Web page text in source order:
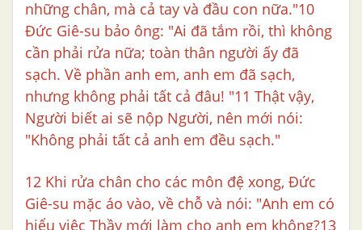
những chân, mà cả tay và đầu con nữa."10
Đức Giê-su bảo ông: "Ai đã tắm rồi, thì không
cần phải rửa nữa; toàn thân người ấy đã
sạch. Về phần anh em, anh em đã sạch,
nhưng không phải tất cả đâu! "11 Thật vậy,
Người biết ai sẽ nộp Người, nên mới nói:
"Không phải tất cả anh em đều sạch."
12 Khi rửa chân cho các môn đệ xong, Đức
Giê-su mặc áo vào, về chỗ và nói: "Anh em có
hiểu việc Thầy mới làm cho anh em không?13